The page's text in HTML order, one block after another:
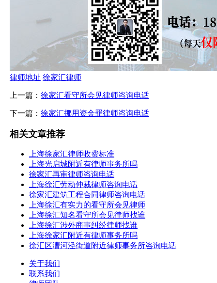
律师地址 徐家汇律师
上一篇： 徐家汇看守所会见律师咨询电话
下一篇： 徐家汇挪用资金罪律师咨询电话
相关文章推荐
上海徐家汇律师收费标准
上海光启城附近有律师事务所吗
徐家汇再审律师咨询电话
上海徐汇劳动仲裁律师咨询电话
徐家汇建筑工程合同律师咨询电话
上海徐汇有实力的看守所会见律师
上海徐汇知名看守所会见律师找谁
上海徐汇涉外商事纠纷律师找谁
上海徐家汇附近有律师事务所吗
徐汇区漕河泾街道附近律师事务所咨询电话
关于我们
联系我们